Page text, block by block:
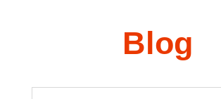
Blog